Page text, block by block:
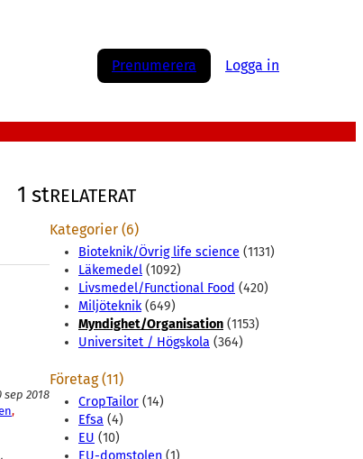
Prenumerera Logga in
1 st
sep 2018
RELATERAT
Kategorier (6)
Bioteknik/Övrig life science (1131)
Läkemedel (1092)
Livsmedel/Functional Food (420)
Miljöteknik(649)
Myndighet/Organisation (1153)
Universitet / Högskola (364)
Företag (11)
CropTailor (14)
Efsa (4)
EU (10)